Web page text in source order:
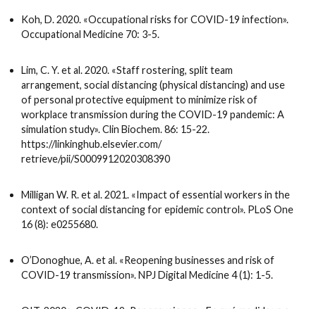
Koh, D. 2020. «Occupational risks for COVID-19 infection».
Occupational Medicine 70: 3-5.
Lim, C. Y. et al. 2020. «Staff rostering, split team
arrangement, social distancing (physical distancing) and use
of personal protective equipment to minimize risk of
workplace transmission during the COVID-19 pandemic: A
simulation study». Clin Biochem. 86: 15-22.
https://linkinghub.elsevier.com/
retrieve/pii/S0009912020308390
Milligan W. R. et al. 2021. «Impact of essential workers in the
context of social distancing for epidemic control». PLoS One
16 (8): e0255680.
O’Donoghue, A. et al. «Reopening businesses and risk of
COVID-19 transmission». NPJ Digital Medicine 4 (1): 1-5.